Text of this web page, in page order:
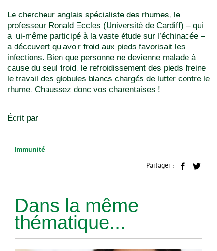
Le chercheur anglais spécialiste des rhumes, le
professeur Ronald Eccles (Université de Cardiff) – qui
a lui-même participé à la vaste étude sur l’échinacée –
a découvert qu’avoir froid aux pieds favorisait les
infections. Bien que personne ne devienne malade à
cause du seul froid, le refroidissement des pieds freine
le travail des globules blancs chargés de lutter contre le
rhume. Chaussez donc vos charentaises !
Écrit par
Immunité
Partager :
Dans la même
thématique...